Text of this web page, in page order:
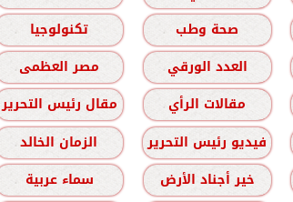
صحة وطب تكنولوجيا
العدد الورقي مصر العظمى
مقالات الرأي مقال رئيس التحرير
فيديو رئيس التحرير الزمان الخالد
خير أجناد الأرض سماء عربية